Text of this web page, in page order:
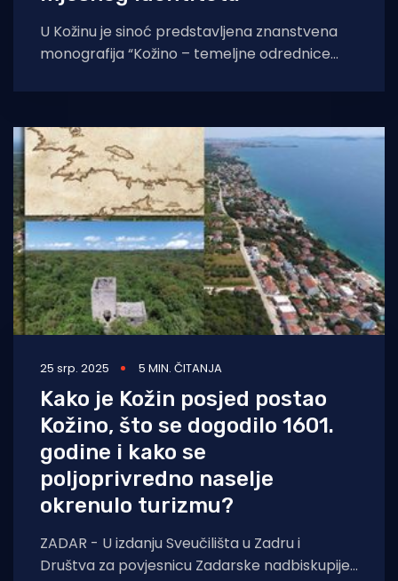
U Kožinu je sinoć predstavljena znanstvena
monografija “Kožino – temeljne odrednice
baština”, urednika Josipa Faričića
25 srp. 2025 5 MIN. ČITANJA
Kako je Kožin posjed postao
Kožino, što se dogodilo 1601.
godine i kako se
poljoprivredno naselje
okrenulo turizmu?
ZADAR - U izdanju Sveučilišta u Zadru i
Društva za povjesnicu Zadarske nadbiskupije